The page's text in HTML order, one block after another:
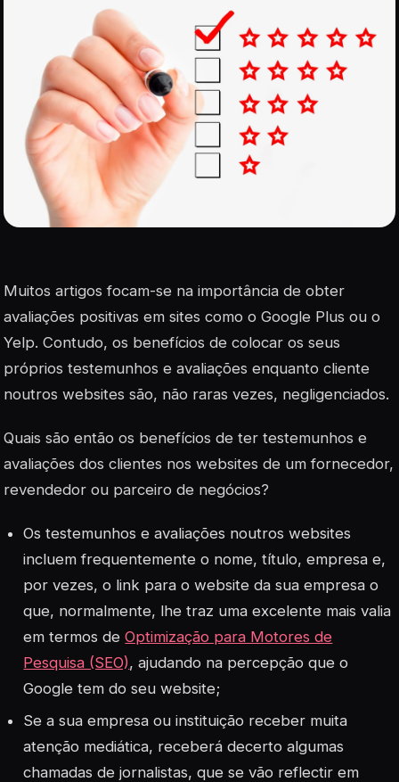
Muitos artigos focam-se na importância de obter
avaliações positivas em sites como o Google Plus ou o
Yelp. Contudo, os benefícios de colocar os seus
próprios testemunhos e avaliações enquanto cliente
noutros websites são, não raras vezes, negligenciados.
Quais são então os benefícios de ter testemunhos e
avaliações dos clientes nos websites de um fornecedor,
revendedor ou parceiro de negócios?
Os testemunhos e avaliações noutros websites
incluem frequentemente o nome, título, empresa e,
por vezes, o link para o website da sua empresa o
que, normalmente, lhe traz uma excelente mais valia
em termos deOptimização para Motores de
Pesquisa (SEO), ajudando na percepção que o
Google tem do seu website;
Se a sua empresa ou instituição receber muita
atenção mediática, receberá decerto algumas
chamadas de jornalistas, que se vão reflectir em